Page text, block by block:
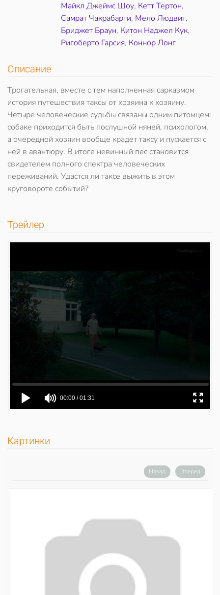
Майкл Джеймс Шоу, Кетт Тертон,
Самрат Чакрабарти, Мело Людвиг,
Бриджет Браун, Китон Наджел Кук,
Ригоберто Гарсия, Коннор Лонг
Описание
Трогательная, вместе с тем наполненная сарказмом
история путешествия таксы от хозяина к хозяину.
Четыре человеческие судьбы связаны одним питомцем:
собаке приходится быть послушной няней, психологом,
а очередной хозяин вообще крадет таксу и пускается с
ней в авантюру. В итоге невинный пес становится
свидетелем полного спектра человеческих
переживаний. Удастся ли таксе выжить в этом
круговороте событий?
Трейлер
Картинки
Назад Вперед